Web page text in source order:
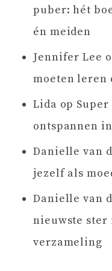
puber: hét
én meiden
Jennifer Lee
moeten leren
Lida op
ontspannen
Danielle van
jezelf als
Danielle van
nieuwste ster
verzameling